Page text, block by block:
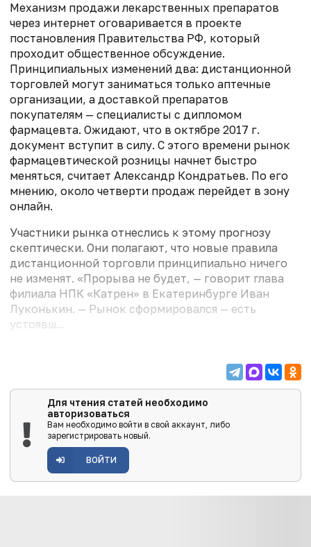
Механизм продажи лекарственных препаратов
через интернет оговаривается в проекте
постановления Правительства РФ, который
проходит общественное обсуждение.
Принципиальных изменений два: дистанционной
торговлей могут заниматься только аптечные
организации, а доставкой препаратов
покупателям — специалисты с дипломом
фармацевта. Ожидают, что в октябре 2017 г.
документ вступит в силу. С этого времени рынок
фармацевтической розницы начнет быстро
меняться, считает Александр Кондратьев. По его
мнению, около четверти продаж перейдет в зону
онлайн.
Участники рынка отнеслись к этому прогнозу
скептически. Они полагают, что новые правила
дистанционной торговли принципиально ничего
не изменят. «Прорыва не будет, — говорит глава
филиала НПК «Катрен» в Екатеринбурге Иван
Луконькин. — Рынок сформировался — есть
устоявш...
Для чтения статей необходимо
авторизоваться
Вам необходимо войти в свой аккаунт, либо
зарегистрировать новый.
ВОЙТИ